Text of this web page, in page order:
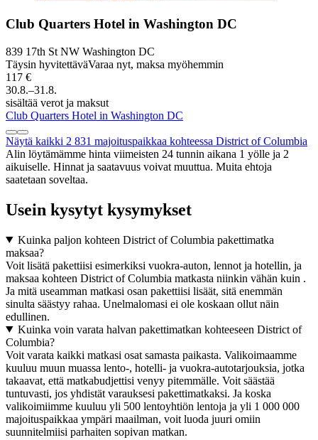
Club Quarters Hotel in Washington DC
839 17th St NW Washington DC
Täysin hyvitettäväVaraa nyt, maksa myöhemmin
117 €
30.8.–31.8.
sisältää verot ja maksut
Club Quarters Hotel in Washington DC
Näytä kaikki 2 831 majoituspaikkaa kohteessa District of Columbia
Alin löytämämme hinta viimeisten 24 tunnin aikana 1 yölle ja 2
aikuiselle. Hinnat ja saatavuus voivat muuttua. Muita ehtoja
saatetaan soveltaa.
Usein kysytyt kysymykset
Kuinka paljon kohteen District of Columbia pakettimatka
maksaa?
Voit lisätä pakettiisi esimerkiksi vuokra-auton, lennot ja hotellin, ja
maksaa kohteen District of Columbia matkasta niinkin vähän kuin .
Ja mitä useamman matkasi osan pakettiisi lisäät, sitä enemmän
sinulta säästyy rahaa. Unelmalomasi ei ole koskaan ollut näin
edullinen.
Kuinka voin varata halvan pakettimatkan kohteeseen District of
Columbia?
Voit varata kaikki matkasi osat samasta paikasta. Valikoimaamme
kuuluu muun muassa lento-, hotelli- ja vuokra-autotarjouksia, jotka
takaavat, että matkabudjettisi venyy pitemmälle. Voit säästää
tuntuvasti, jos yhdistät varauksesi pakettimatkaksi. Ja koska
valikoimiimme kuuluu yli 500 lentoyhtiön lentoja ja yli 1 000 000
majoituspaikkaa ympäri maailman, voit luoda juuri omiin
suunnitelmiisi parhaiten sopivan matkan.